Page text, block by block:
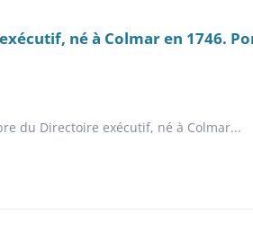
né à Colmar en 1746.
du Directoire exécutif, né à Colmar...